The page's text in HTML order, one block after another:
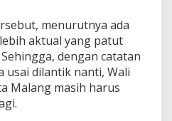
menurutnya ada
aktual yang patut
dengan catatan
usai dilantik nanti, Wali
Malang masih harus